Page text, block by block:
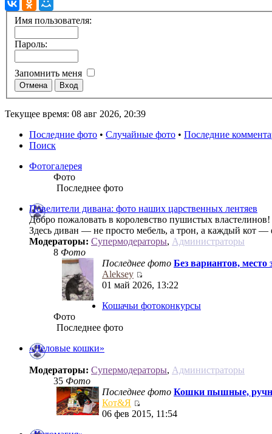
Имя пользователя:
Пароль:
Запомнить меня
Текущее время: 08 авг 2026, 20:39
Последние фото • Случайные фото • Последние
Поиск
Фотогалерея
Фото
Последнее фото
Повелители дивана: фото наших царственных лентяев
Добро пожаловать в королевство пушистых властелинов!
Здесь диван — не просто мебель, а трон, а каждый кот —
Модераторы: Супермодераторы, Администраторы
8 Фото
Последнее фото Без вариантов, место
Aleksey
01 май 2026, 13:22
Кошачьи фотоконкурсы
Фото
Последнее фото
«Деловые кошки»
Модераторы: Супермодераторы, Администраторы
35 Фото
Последнее фото Кошки пышные,
Кот&Я
06 фев 2015, 11:54